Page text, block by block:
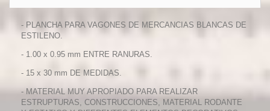
- PLANCHA PARA VAGONES DE MERCANCIAS BLANCAS DE
ESTILENO.
- 1.00 x 0.95 mm ENTRE RANURAS.
- 15 x 30 mm DE MEDIDAS.
- MATERIAL MUY APROPIADO PARA REALIZAR
ESTRUPTURAS, CONSTRUCCIONES, MATERIAL RODANTE